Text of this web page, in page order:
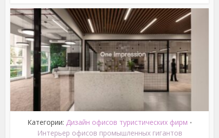
Категории: Дизайн офисов туристических фирм •
Интерьер офисов промышленных гигантов